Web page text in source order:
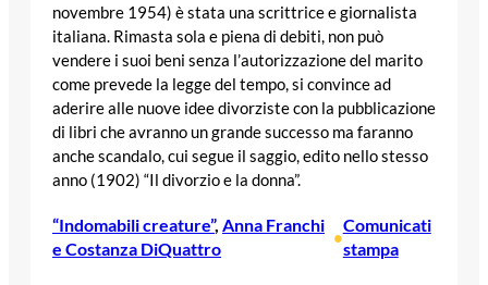
novembre 1954) è stata una scrittrice e giornalista
italiana. Rimasta sola e piena di debiti, non può
vendere i suoi beni senza l’autorizzazione del marito
come prevede la legge del tempo, si convince ad
aderire alle nuove idee divorziste con la pubblicazione
di libri che avranno un grande successo ma faranno
anche scandalo, cui segue il saggio, edito nello stesso
anno (1902) “Il divorzio e la donna”.
“Indomabili creature”, Anna Franchi
e Costanza DiQuattro
•
Comunicati
stampa